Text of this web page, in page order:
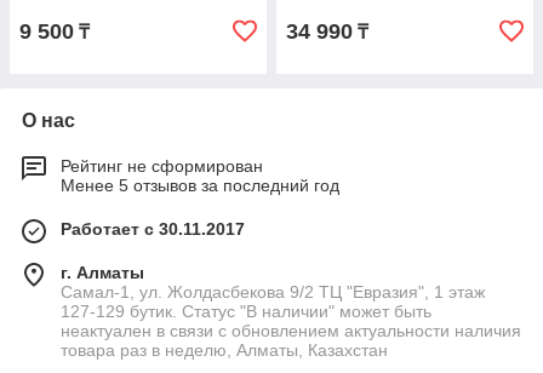
9 500 ₸ 34 990 ₸
О нас
Рейтинг не сформирован
Менее 5 отзывов за последний год
Работает с 30.11.2017
г. Алматы
Самал-1, ул. Жолдасбекова 9/2 ТЦ "Евразия", 1 этаж
127-129 бутик. Статус "В наличии" может быть
неактуален в связи с обновлением актуальности наличия
товара раз в неделю, Алматы, Казахстан